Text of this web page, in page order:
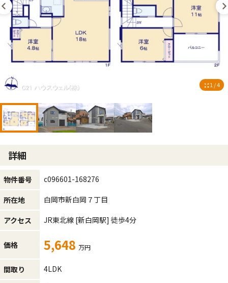
1 / 4
詳細
物件番号 c096601-168276
所在地 白岡市新白岡７丁目
アクセス JR東北線 [新白岡駅] 徒歩4分
価格 5,648 万円
間取り 4LDK